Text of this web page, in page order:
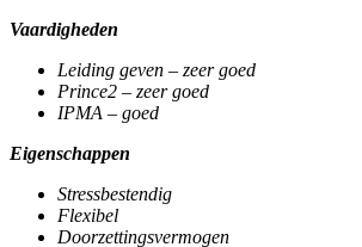
Vaardigheden
Leiding geven – zeer goed
Prince2 – zeer goed
IPMA – goed
Eigenschappen
Stressbestendig
Flexibel
Doorzettingsvermogen